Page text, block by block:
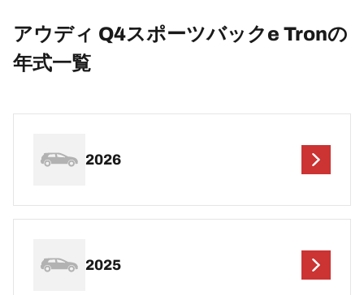
アウディ Q4スポーツバックe Tronの
年式一覧
2026
2025